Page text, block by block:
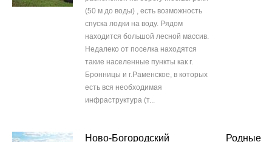
(50 м до воды) , есть возможность
спуска лодки на воду. Рядом
находится большой лесной массив.
Недалеко от поселка находятся
такие населенные пункты как г.
Бронницы и г.Раменское, в которых
есть вся необходимая
инфраструктура (т...
Ново-Богородский
Родные